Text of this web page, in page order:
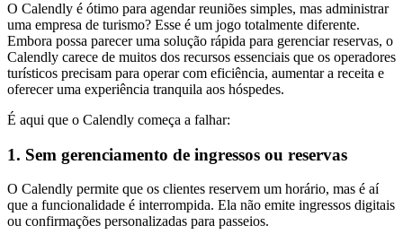
O Calendly é ótimo para agendar reuniões simples, mas administrar
uma empresa de turismo? Esse é um jogo totalmente diferente.
Embora possa parecer uma solução rápida para gerenciar reservas, o
Calendly carece de muitos dos recursos essenciais que os operadores
turísticos precisam para operar com eficiência, aumentar a receita e
oferecer uma experiência tranquila aos hóspedes.
É aqui que o Calendly começa a falhar:
1. Sem gerenciamento de ingressos ou reservas
O Calendly permite que os clientes reservem um horário, mas é aí
que a funcionalidade é interrompida. Ela não emite ingressos digitais
ou confirmações personalizadas para passeios.